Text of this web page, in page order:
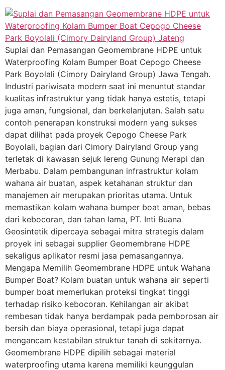
Suplai dan Pemasangan Geomembrane HDPE untuk
Waterproofing Kolam Bumper Boat Cepogo Cheese
Park Boyolali (Cimory Dairyland Group) Jawa Tengah.
Industri pariwisata modern saat ini menuntut standar
kualitas infrastruktur yang tidak hanya estetis, tetapi
juga aman, fungsional, dan berkelanjutan. Salah satu
contoh penerapan konstruksi modern yang sukses
dapat dilihat pada proyek Cepogo Cheese Park
Boyolali, bagian dari Cimory Dairyland Group yang
terletak di kawasan sejuk lereng Gunung Merapi dan
Merbabu. Dalam pembangunan infrastruktur kolam
wahana air buatan, aspek ketahanan struktur dan
manajemen air merupakan prioritas utama. Untuk
memastikan kolam wahana bumper boat aman, bebas
dari kebocoran, dan tahan lama, PT. Inti Buana
Geosintetik dipercaya sebagai mitra strategis dalam
proyek ini sebagai supplier Geomembrane HDPE
sekaligus aplikator resmi jasa pemasangannya.
Mengapa Memilih Geomembrane HDPE untuk Wahana
Bumper Boat? Kolam buatan untuk wahana air seperti
bumper boat memerlukan proteksi tingkat tinggi
terhadap risiko kebocoran. Kehilangan air akibat
rembesan tidak hanya berdampak pada pemborosan air
bersih dan biaya operasional, tetapi juga dapat
mengancam kestabilan struktur tanah di sekitarnya.
Geomembrane HDPE dipilih sebagai material
waterproofing utama karena memiliki keunggulan